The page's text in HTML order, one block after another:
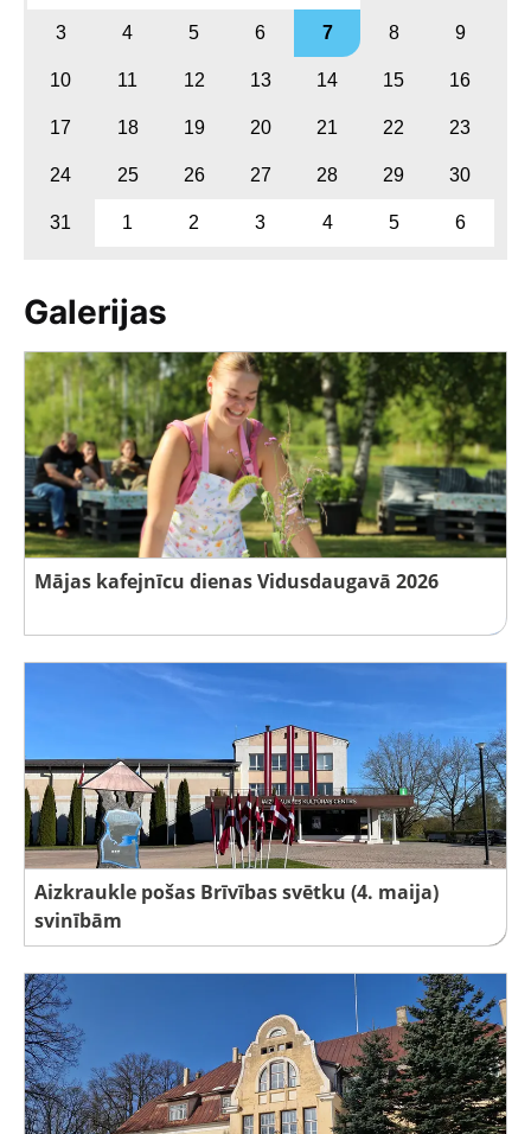
3 4 5 6 7 8 9
10 11 12 13 14 15 16
17 18 19 20 21 22 23
24 25 26 27 28 29 30
31 1 2 3 4 5 6
Galerijas
Mājas kafejnīcu dienas Vidusdaugavā 2026
Aizkraukle pošas Brīvības svētku (4. maija)
svinībām